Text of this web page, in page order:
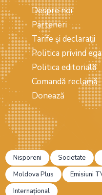
Despre noi
Parteneri
Tarife și declarații
Politica privind
Politica editorială
Comandă reclamă
Donează
Nisporeni Societate
Moldova Plus
Emisiuni
Internațional